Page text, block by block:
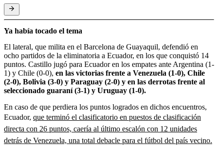
Ya había tocado el tema
El lateral, que milita en el Barcelona de Guayaquil, defendió en
ocho partidos de la eliminatoria a Ecuador, en los que conquistó 14
puntos. Castillo jugó para Ecuador en los empates ante Argentina (1-
1) y Chile (0-0), en las victorias frente a Venezuela (1-0), Chile
(2-0), Bolivia (3-0) y Paraguay (2-0) y en las derrotas frente al
seleccionado guaraní (3-1) y Uruguay (1-0).
En caso de que perdiera los puntos logrados en dichos encuentros,
Ecuador, que terminó el clasificatorio en puestos de clasificación
directa con 26 puntos, caería al último escalón con 12 unidades
detrás de Venezuela, una total debacle para el fútbol del país vecino.